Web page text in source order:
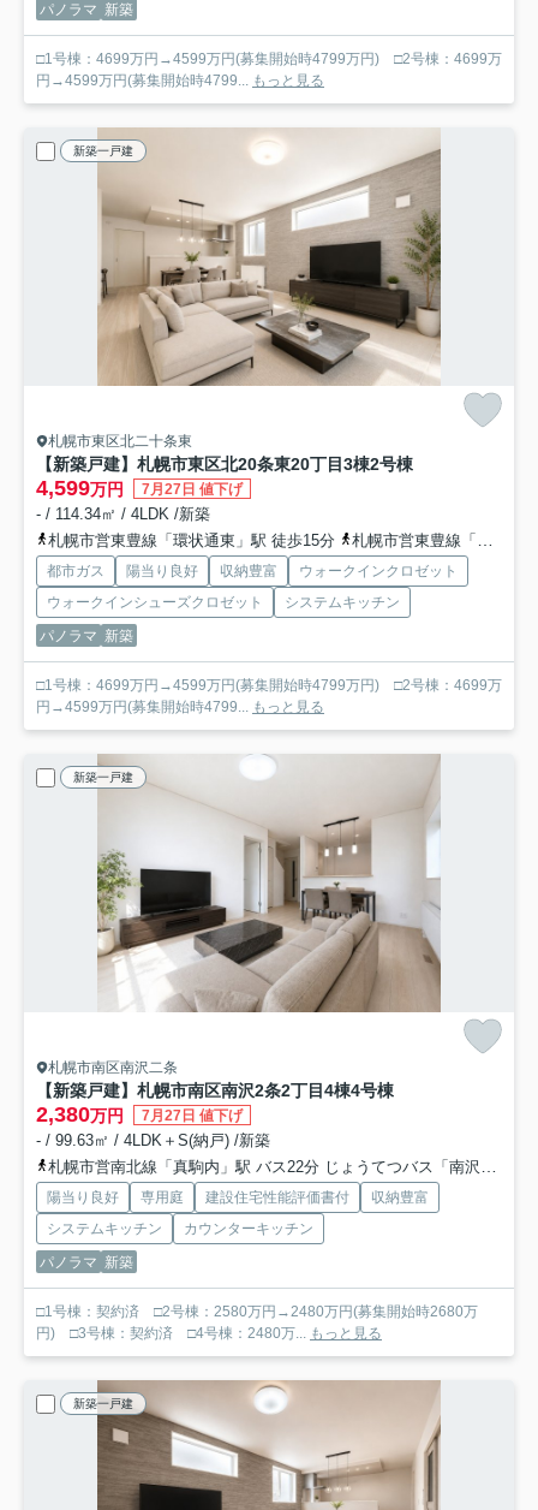
パノラマ 新築
□1号棟：4699万円→4599万円(募集開始時4799万円) □2号棟：4699万
円→4599万円(募集開始時4799... もっと見る
新築一戸建
札幌市東区北二十条東
【新築戸建】札幌市東区北20条東20丁目3棟2号棟
4,599万円 7月27日 値下げ
- / 114.34㎡ / 4LDK /新築
札幌市営東豊線「環状通東」駅 徒歩15分
札幌市営東豊線「元町」駅 徒歩19分
都市ガス 陽当り良好 収納豊富
ウォークインクロゼット
ウォークインシューズクロゼット
システムキッチン
パノラマ 新築
□1号棟：4699万円→4599万円(募集開始時4799万円) □2号棟：4699万
円→4599万円(募集開始時4799... もっと見る
新築一戸建
札幌市南区南沢二条
【新築戸建】札幌市南区南沢2条2丁目4棟4号棟
2,380万円 7月27日 値下げ
- / 99.63㎡ / 4LDK＋S(納戸) /新築
札幌市営南北線「真駒内」駅 バス22分 じょうてつバス「南沢１条３丁目」 停歩9分
陽当り良好 専用庭 建設住宅性能評価書付
収納豊富
システムキッチン
カウンターキッチン
パノラマ 新築
□1号棟：契約済 □2号棟：2580万円→2480万円(募集開始時2680万
円) □3号棟：契約済 □4号棟：2480万... もっと見る
新築一戸建